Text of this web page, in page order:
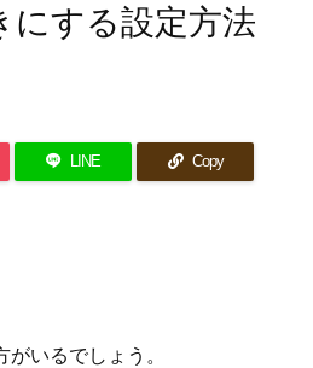
にする設定方法
LINE Copy
いるでしょう。